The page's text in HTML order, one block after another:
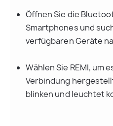
Öffnen Sie die
Smartphones und
verfügbaren Geräte
Wählen Sie REMI, um
Verbindung
blinken und leuchtet